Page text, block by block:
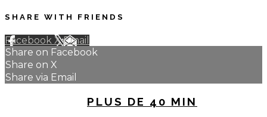
SHARE WITH FRIENDS
Facebook XEmail
Share on Facebook
Share on X
Share via Email
PLUS DE 40 MIN